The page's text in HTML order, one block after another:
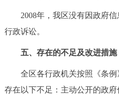
2008年，我区没有因政府信
行政诉讼。
五、存在的不足及改进措施
全区各行政机关按照《条例
存在以下不足：主动公开的政